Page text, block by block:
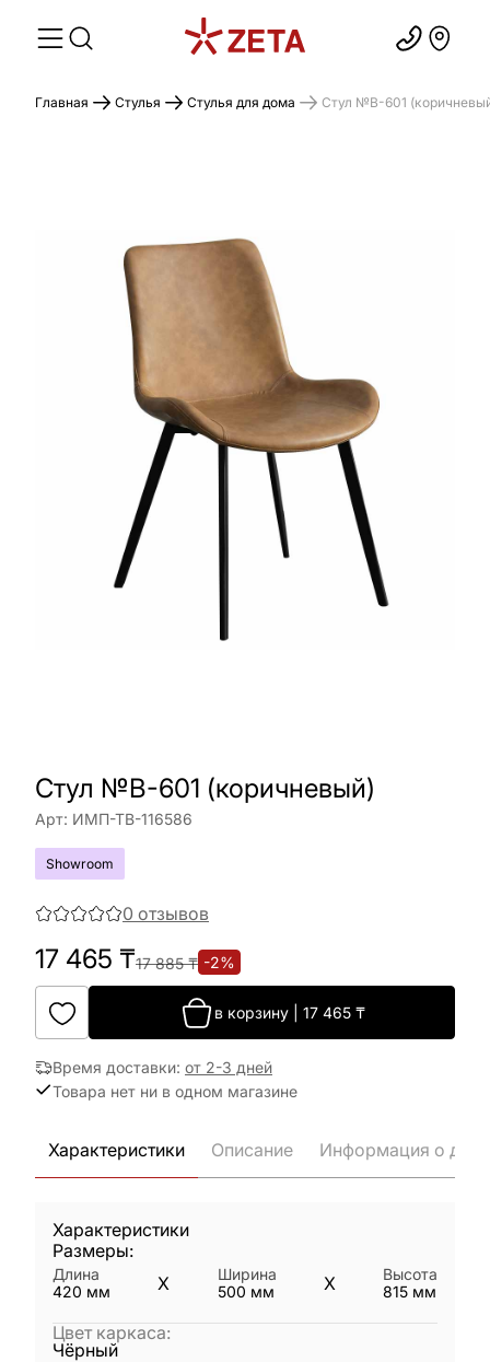
Главная Стулья Стулья для дома Стул №B-601
Стул №B-601 (коричневый)
Арт: ИМП-ТВ-116586
Showroom
0 отзывов
17 465 ₸17 885₸ -2%
в корзину| 17 465₸
Время доставки: от 2-3 дней
Товара нет ни в одном магазине
Характеристики Описание Информация о
Характеристики
Размеры:
Длина
420 мм X
Ширина
500 мм X
Высота
815 мм
Цвет каркаса:
Чёрный